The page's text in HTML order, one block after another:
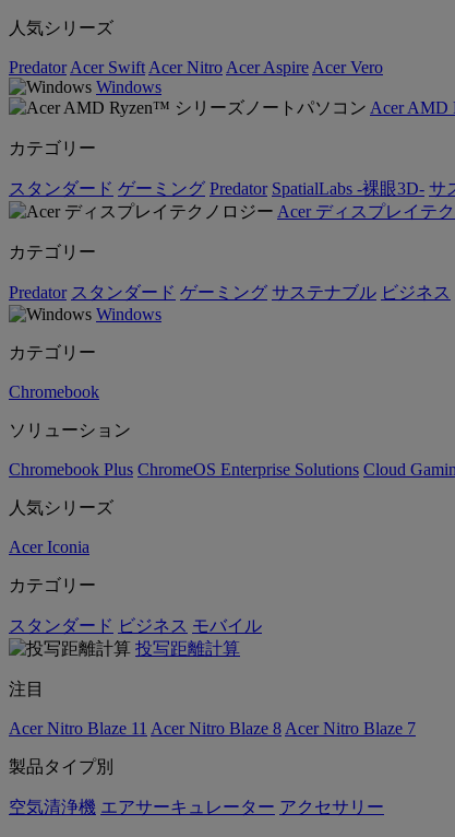
人気シリーズ
Predator Acer Swift Acer Nitro Acer Aspire Acer Vero
Windows
Acer AMD
カテゴリー
スタンダード ゲーミング Predator SpatialLabs -裸眼3D- サ
Acer ディスプレイテ
カテゴリー
Predator スタンダード ゲーミング サステナブル ビジネス
Windows
カテゴリー
Chromebook
ソリューション
Chromebook Plus ChromeOS Enterprise Solutions Cloud
人気シリーズ
Acer Iconia
カテゴリー
スタンダード ビジネス モバイル
投写距離計算
注目
Acer Nitro Blaze 11 Acer Nitro Blaze 8 Acer Nitro Blaze 7
製品タイプ別
空気清浄機 エアサーキュレーター アクセサリー